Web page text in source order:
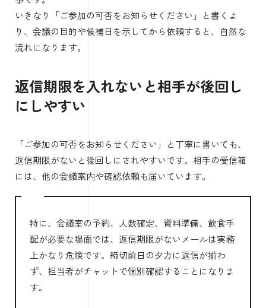
いきなり「ご参加の可否をお知らせください」と書くよ
り、会議の目的や候補日を示してから依頼すると、自然な
流れになります。
返信期限を入れないと相手が後回し
にしやすい
「ご参加の可否をお知らせください」と丁寧に書いても、
返信期限がないと後回しにされやすいです。相手の受信箱
には、他の会議案内や確認依頼も届いています。
特に、会議室の予約、人数確定、資料準備、飲食手
配が必要な場面では、返信期限がないメールは実務
上かなり危険です。締切前日の夕方に返信が揃わ
ず、担当者がチャットで個別確認することになりま
す。